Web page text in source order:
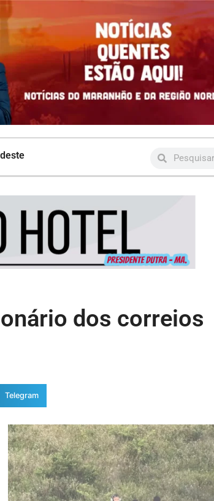
dos correios
Telegram